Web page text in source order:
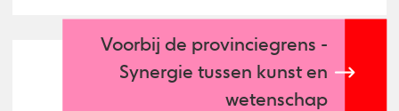
Voorbij de provinciegrens -
Synergie tussen kunst en
wetenschap